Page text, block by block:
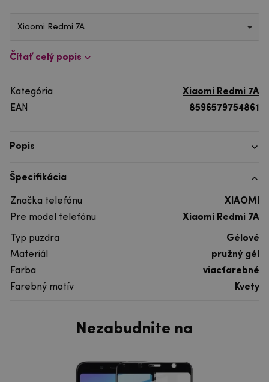
Xiaomi Redmi 7A
Čítať celý popis
Kategória
Xiaomi Redmi 7A
EAN
8596579754861
Popis
Špecifikácia
Značka telefónu
XIAOMI
Pre model telefónu
Xiaomi Redmi 7A
Typ puzdra
Gélové
Materiál
pružný gél
Farba
viacfarebné
Farebný motív
Kvety
Nezabudnite na